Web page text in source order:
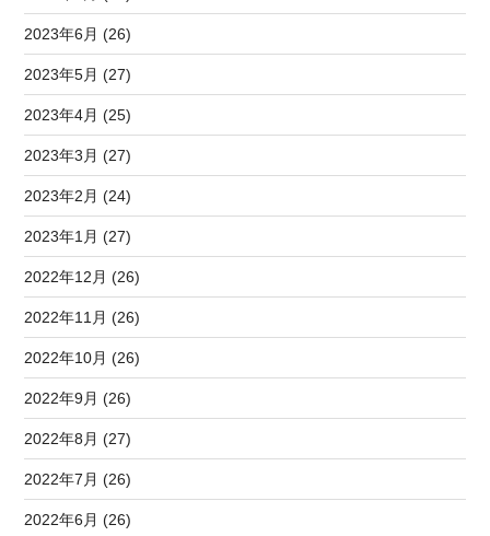
2023年6月 (26)
2023年5月 (27)
2023年4月 (25)
2023年3月 (27)
2023年2月 (24)
2023年1月 (27)
2022年12月 (26)
2022年11月 (26)
2022年10月 (26)
2022年9月 (26)
2022年8月 (27)
2022年7月 (26)
2022年6月 (26)